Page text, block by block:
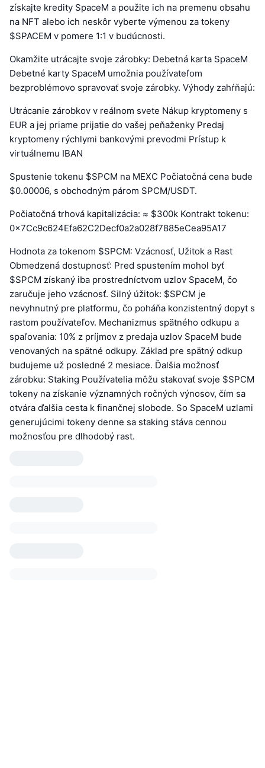
získajte kredity SpaceM a použite ich na premenu obsahu
na NFT alebo ich neskôr vyberte výmenou za tokeny
$SPACEM v pomere 1:1 v budúcnosti.
Okamžite utrácajte svoje zárobky: Debetná karta SpaceM
Debetné karty SpaceM umožnia používateľom
bezproblémovo spravovať svoje zárobky. Výhody zahŕňajú:
Utrácanie zárobkov v reálnom svete Nákup kryptomeny s
EUR a jej priame prijatie do vašej peňaženky Predaj
kryptomeny rýchlymi bankovými prevodmi Prístup k
virtuálnemu IBAN
Spustenie tokenu $SPCM na MEXC Počiatočná cena bude
$0.00006, s obchodným párom SPCM/USDT.
Počiatočná trhová kapitalizácia: ≈ $300k Kontrakt tokenu:
0x7Cc9c624Efa62C2Decf0a2a028f7885eCea95A17
Hodnota za tokenom $SPCM: Vzácnosť, Užitok a Rast
Obmedzená dostupnosť: Pred spustením mohol byť
$SPCM získaný iba prostredníctvom uzlov SpaceM, čo
zaručuje jeho vzácnosť. Silný úžitok: $SPCM je
nevyhnutný pre platformu, čo poháňa konzistentný dopyt s
rastom používateľov. Mechanizmus spätného odkupu a
spaľovania: 10% z príjmov z predaja uzlov SpaceM bude
venovaných na spätné odkupy. Základ pre spätný odkup
budujeme už posledné 2 mesiace. Ďalšia možnosť
zárobku: Staking Používatelia môžu stakovať svoje $SPCM
tokeny na získanie významných ročných výnosov, čím sa
otvára ďalšia cesta k finančnej slobode. So SpaceM uzlami
generujúcimi tokeny denne sa staking stáva cennou
možnosťou pre dlhodobý rast.